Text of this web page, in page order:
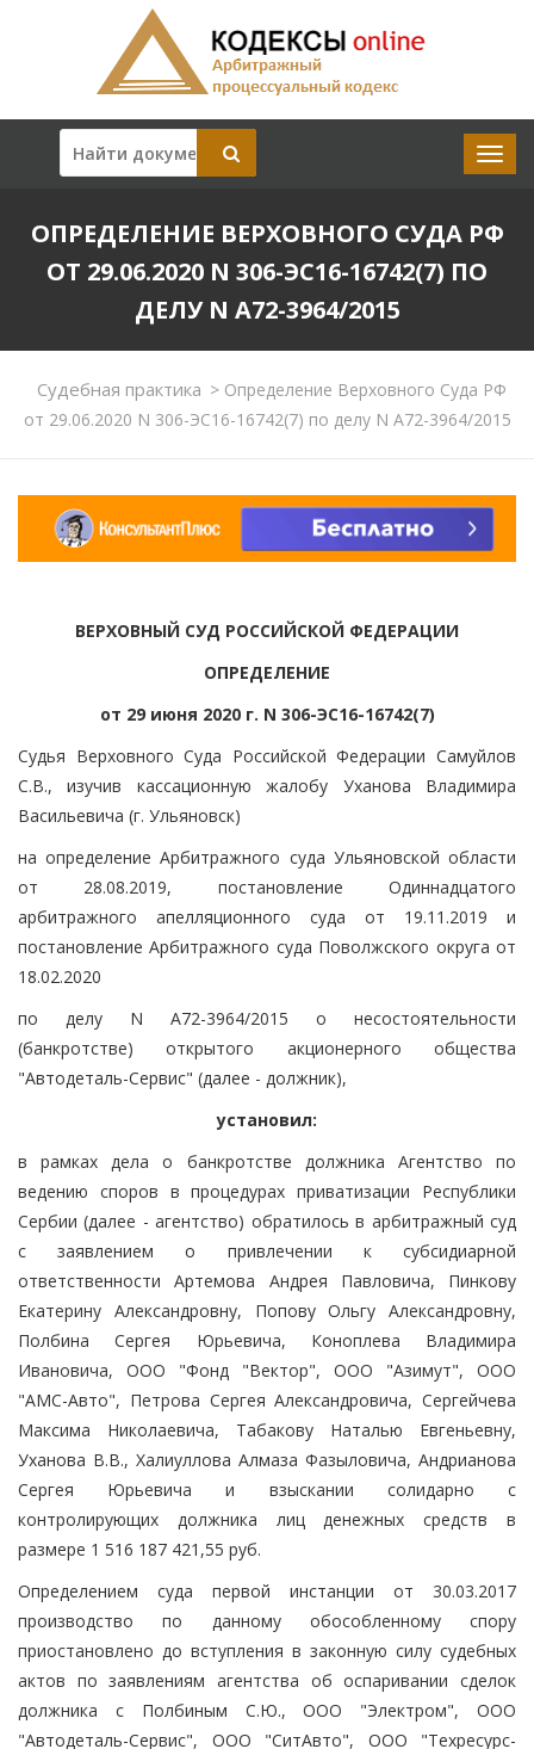
ОПРЕДЕЛЕНИЕ ВЕРХОВНОГО СУДА РФ
ОТ 29.06.2020 N 306-ЭС16-16742(7) ПО
ДЕЛУ N А72-3964/2015
Судебная практика >Определение Верховного Суда РФ
от 29.06.2020 N 306-ЭС16-16742(7) по делу N А72-3964/2015
ВЕРХОВНЫЙ СУД РОССИЙСКОЙ ФЕДЕРАЦИИ
ОПРЕДЕЛЕНИЕ
от 29 июня 2020 г. N 306-ЭС16-16742(7)
Судья Верховного Суда Российской Федерации Самуйлов
С.В., изучив кассационную жалобу Уханова Владимира
Васильевича (г. Ульяновск)
на определение Арбитражного суда Ульяновской области
от 28.08.2019, постановление Одиннадцатого
арбитражного апелляционного суда от 19.11.2019 и
постановление Арбитражного суда Поволжского округа от
18.02.2020
по делу N А72-3964/2015 о несостоятельности
(банкротстве) открытого акционерного общества
"Автодеталь-Сервис" (далее - должник),
установил:
в рамках дела о банкротстве должника Агентство по
ведению споров в процедурах приватизации Республики
Сербии (далее - агентство) обратилось в арбитражный суд
с заявлением о привлечении к субсидиарной
ответственности Артемова Андрея Павловича, Пинкову
Екатерину Александровну, Попову Ольгу Александровну,
Полбина Сергея Юрьевича, Коноплева Владимира
Ивановича, ООО "Фонд "Вектор", ООО "Азимут", ООО
"АМС-Авто", Петрова Сергея Александровича, Сергейчева
Максима Николаевича, Табакову Наталью Евгеньевну,
Уханова В.В., Халиуллова Алмаза Фазыловича, Андрианова
Сергея Юрьевича и взыскании солидарно с
контролирующих должника лиц денежных средств в
размере 1 516 187 421,55 руб.
Определением суда первой инстанции от 30.03.2017
производство по данному обособленному спору
приостановлено до вступления в законную силу судебных
актов по заявлениям агентства об оспаривании сделок
должника с Полбиным С.Ю., ООО "Электром", ООО
"Автодеталь-Сервис", ООО "СитАвто", ООО "Техресурс-